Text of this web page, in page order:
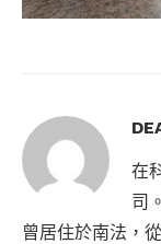
在
司
曾居住於南法，